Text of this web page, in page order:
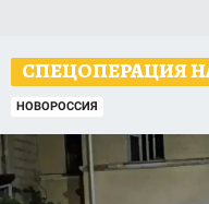
СПЕЦОПЕРАЦИЯ
НОВОРОССИЯ